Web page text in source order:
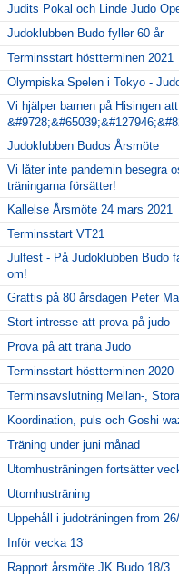
Judits Pokal och Linde Judo
Judoklubben Budo fyller 60 år
Terminsstart höstterminen 2021
Olympiska Spelen i Tokyo -
Vi hjälper barnen på Hisingen
Judoklubben Budos Årsmöte
Vi låter inte pandemin besegra
träningarna försätter!
Kallelse Årsmöte 24 mars 2021
Terminsstart VT21
Julfest - På Judoklubben Budo
om!
Grattis på 80 årsdagen Peter
Stort intresse att prova på judo
Prova på att träna Judo
Terminsstart höstterminen 2020
Terminsavslutning Mellan-,
Koordination, puls och Goshi
Träning under juni månad
Utomhusträningen fortsätter
Utomhusträning
Uppehåll i judoträningen from
Inför vecka 13
Rapport årsmöte JK Budo 18/3